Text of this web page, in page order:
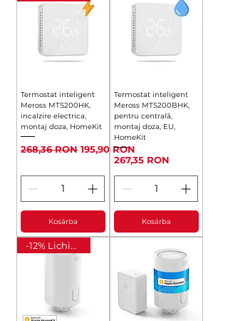
Termostat inteligent
Meross MTS200HK,
incalzire electrica,
montaj doza, HomeKit
Szokásos ár
268,36 RON Akciós ár
195,90 RON
Kosárba
Termostat inteligent
Meross MTS200BHK,
pentru centrală,
montaj doza, EU,
HomeKit
Ár
267,35 RON
Kosárba
-12% Lichidare